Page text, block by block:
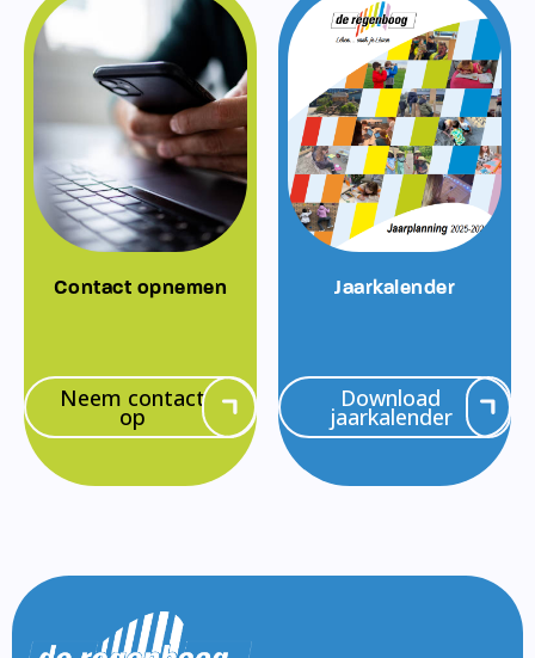
Contact opnemen
Neem contact
op
Jaarkalender
Download
jaarkalender